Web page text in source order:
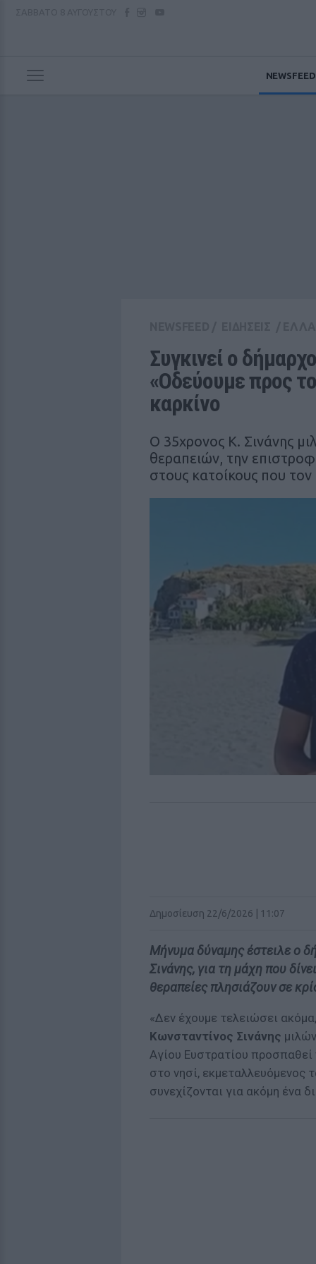
NEWSFEED
Συγκινεί ο
«Οδεύουμε προς
καρκίνο
Ο 35χρονος Κ. Σινάνης
θεραπειών, την
στους κατοίκους που τον
Δημοσίευση 22/6/2026 | 11:07
Μήνυμα δύναμης έστειλε ο
Σινάνης, για τη μάχη που
θεραπείες πλησιάζουν σε
«Δεν έχουμε τελειώσει
Κωνσταντίνος Σινάνης
Αγίου Ευστρατίου
στο νησί, εκμεταλλευόμενος
συνεχίζονται για ακόμη ένα